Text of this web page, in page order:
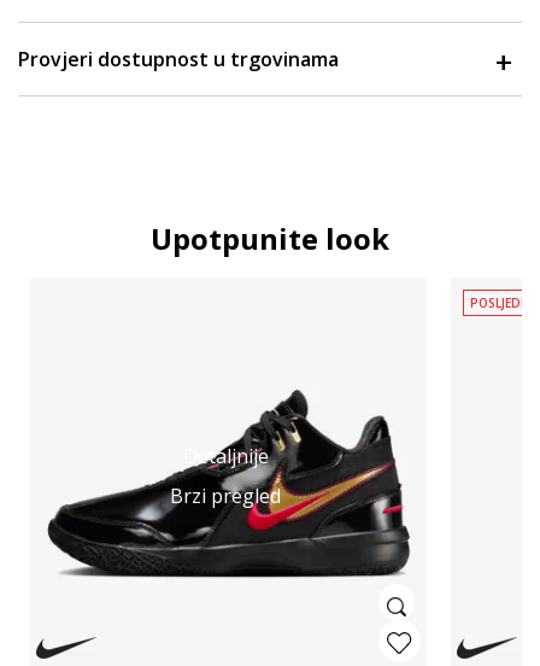
Provjeri dostupnost u trgovinama
Upotpunite look
Detaljnije
Brzi pregled